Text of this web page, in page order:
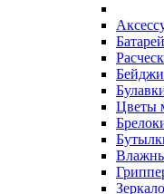
Цветы
Зеркало